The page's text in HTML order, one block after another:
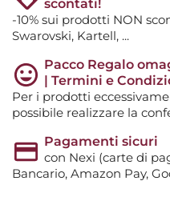
scontati!
-10% sui prodotti NON
Swarovski, Kartell, ...
Pacco Regalo
| Termini e
Per i prodotti
possibile realizzare la
Pagamenti sicuri
con Nexi (carte di
Bancario, Amazon Pay,